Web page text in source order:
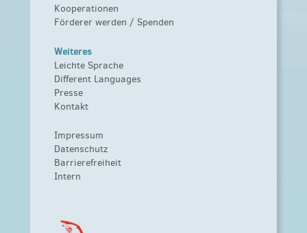
Kooperationen
Förderer werden / Spenden
Weiteres
Leichte Sprache
Different Languages
Presse
Kontakt
Impressum
Datenschutz
Barrierefreiheit
Intern